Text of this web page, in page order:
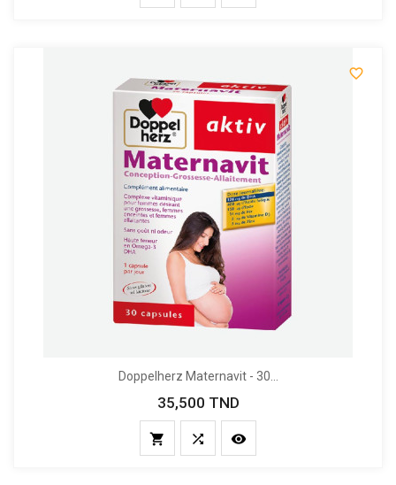

Doppelherz Maternavit - 30...
Prix
35,500 TND
  